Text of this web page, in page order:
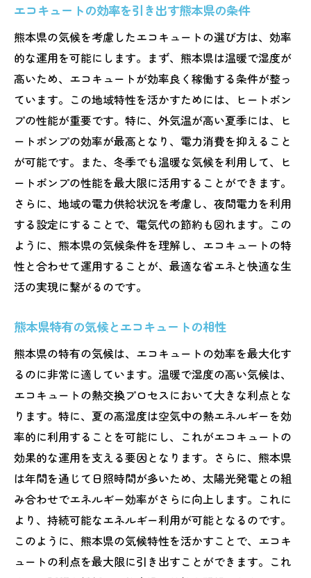
エコキュートの効率を引き出す熊本県の条件
熊本県の気候を考慮したエコキュートの選び方は、効率
的な運用を可能にします。まず、熊本県は温暖で湿度が
高いため、エコキュートが効率良く稼働する条件が整っ
ています。この地域特性を活かすためには、ヒートポン
プの性能が重要です。特に、外気温が高い夏季には、ヒ
ートポンプの効率が最高となり、電力消費を抑えること
が可能です。また、冬季でも温暖な気候を利用して、ヒ
ートポンプの性能を最大限に活用することができます。
さらに、地域の電力供給状況を考慮し、夜間電力を利用
する設定にすることで、電気代の節約も図れます。この
ように、熊本県の気候条件を理解し、エコキュートの特
性と合わせて運用することが、最適な省エネと快適な生
活の実現に繋がるのです。
熊本県特有の気候とエコキュートの相性
熊本県の特有の気候は、エコキュートの効率を最大化す
るのに非常に適しています。温暖で湿度の高い気候は、
エコキュートの熱交換プロセスにおいて大きな利点とな
ります。特に、夏の高湿度は空気中の熱エネルギーを効
率的に利用することを可能にし、これがエコキュートの
効果的な運用を支える要因となります。さらに、熊本県
は年間を通じて日照時間が多いため、太陽光発電との組
み合わせでエネルギー効率がさらに向上します。これに
より、持続可能なエネルギー利用が可能となるのです。
このように、熊本県の気候特性を活かすことで、エコキ
ュートの利点を最大限に引き出すことができます。これ